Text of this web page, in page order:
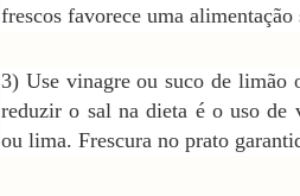
frescos favorece uma alimentação
3) Use vinagre ou suco de limão
reduzir o sal na dieta é o uso de
ou lima. Frescura no prato